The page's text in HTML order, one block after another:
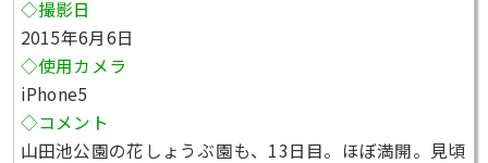
◇撮影日
2015年6月6日
◇使用カメラ
iPhone5
◇コメント
山田池公園の花しょうぶ園も、13日目。ほぼ満開。見頃